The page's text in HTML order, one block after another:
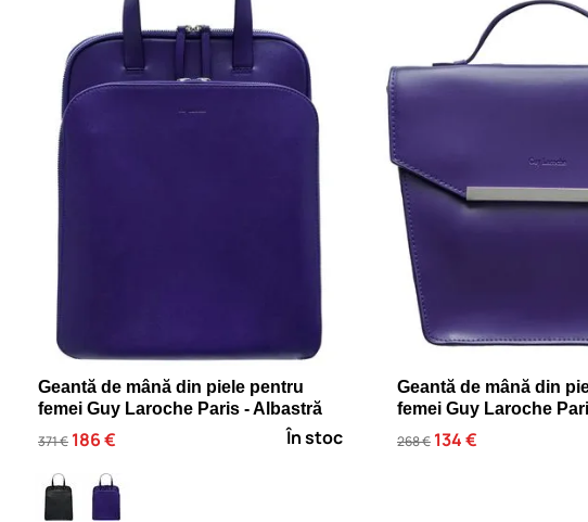
Geantă de mână din piele pentru
femei Guy Laroche Paris - Albastră
371 € 186 € În stoc
Geantă de mână din
femei Guy Laroche
268 € 134 €